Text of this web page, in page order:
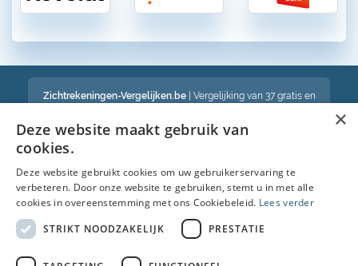
Zichtrekeningen-Vergelijken.be| Vergelijking van 37 gratis en
Een volledig onafhankelijke vergelijking van gratis en betalende
bankrekeningen in België
Bekijk ook :
Spaarrekening
×
Deze website maakt gebruik van
cookies.
Deze website gebruikt cookies om uw gebruikerservaring te
verbeteren. Door onze website te gebruiken, stemt u in met alle
cookies in overeenstemming met ons Cookiebeleid. Lees verder
STRIKT NOODZAKELIJK
PRESTATIE